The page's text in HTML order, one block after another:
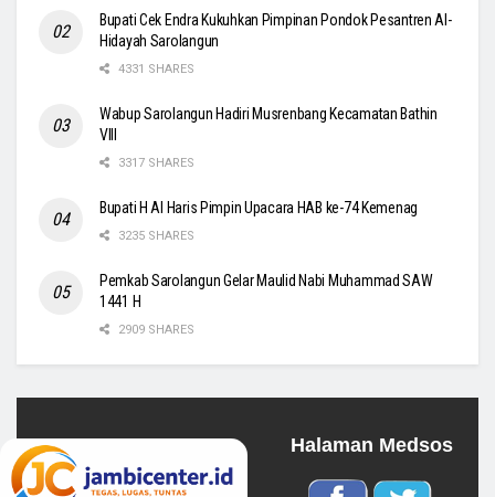
Bupati Cek Endra Kukuhkan Pimpinan Pondok Pesantren Al-
Hidayah Sarolangun
4331 SHARES
Wabup Sarolangun Hadiri Musrenbang Kecamatan Bathin
VIII
3317 SHARES
Bupati H Al Haris Pimpin Upacara HAB ke-74 Kemenag
3235 SHARES
Pemkab Sarolangun Gelar Maulid Nabi Muhammad SAW
1441 H
2909 SHARES
Halaman Medsos